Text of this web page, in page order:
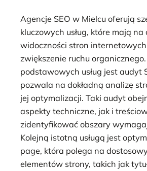
Agencje SEO w Mielcu oferują
kluczowych usług, które mają
widoczności stron
zwiększenie ruchu organicznego.
podstawowych usług jest audyt
pozwala na dokładną analizę
jej optymalizacji. Taki audyt
aspekty techniczne, jak i
zidentyfikować obszary
Kolejną istotną usługą jest
page, która polega na
elementów strony, takich jak